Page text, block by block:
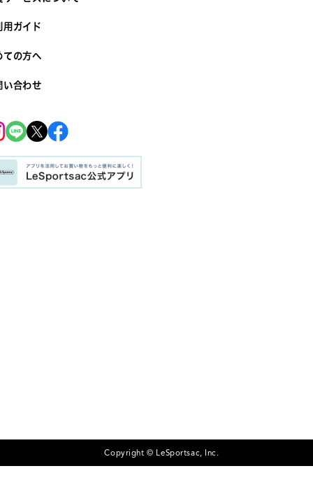
用ガイド
ての方へ
い合わせ
Copyright © LeSportsac, Inc.